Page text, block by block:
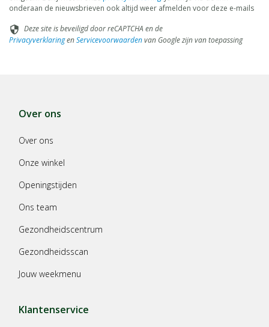
onderaan de nieuwsbrieven ook altijd weer afmelden voor deze e-mails
security Deze site is beveiligd door reCAPTCHA en de
PrivacyverklaringenServicevoorwaardenvan Google zijn van toepassing
Over ons
Over ons
Onze winkel
Openingstijden
Ons team
Gezondheidscentrum
Gezondheidsscan
Jouw weekmenu
Klantenservice